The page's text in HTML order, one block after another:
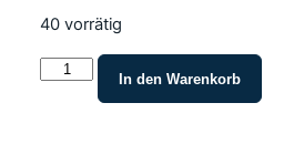
40 vorrätig
Noson®
In den Warenkorb